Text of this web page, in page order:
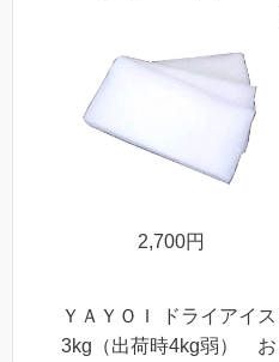
2,700円
ＹＡＹＯＩ ドライアイス
3kg（出荷時4kg弱） お